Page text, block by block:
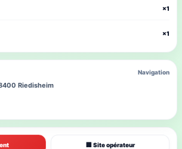
🏢 Site opérateur
×1
×1
Navigation
Riedisheim